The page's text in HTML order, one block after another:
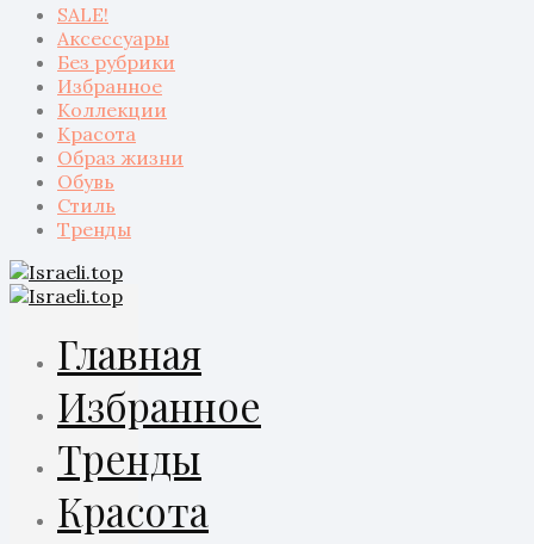
SALE!
Аксессуары
Без рубрики
Избранное
Коллекции
Красота
Образ жизни
Обувь
Стиль
Тренды
Главная
Избранное
Тренды
Красота